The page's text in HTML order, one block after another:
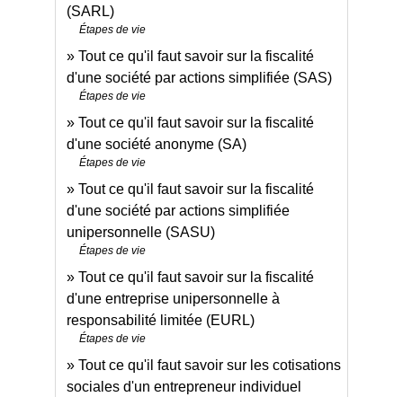
(SARL)
Étapes de vie
Tout ce qu'il faut savoir sur la fiscalité
d'une société par actions simplifiée (SAS)
Étapes de vie
Tout ce qu'il faut savoir sur la fiscalité
d'une société anonyme (SA)
Étapes de vie
Tout ce qu'il faut savoir sur la fiscalité
d'une société par actions simplifiée
unipersonnelle (SASU)
Étapes de vie
Tout ce qu'il faut savoir sur la fiscalité
d'une entreprise unipersonnelle à
responsabilité limitée (EURL)
Étapes de vie
Tout ce qu'il faut savoir sur les cotisations
sociales d'un entrepreneur individuel